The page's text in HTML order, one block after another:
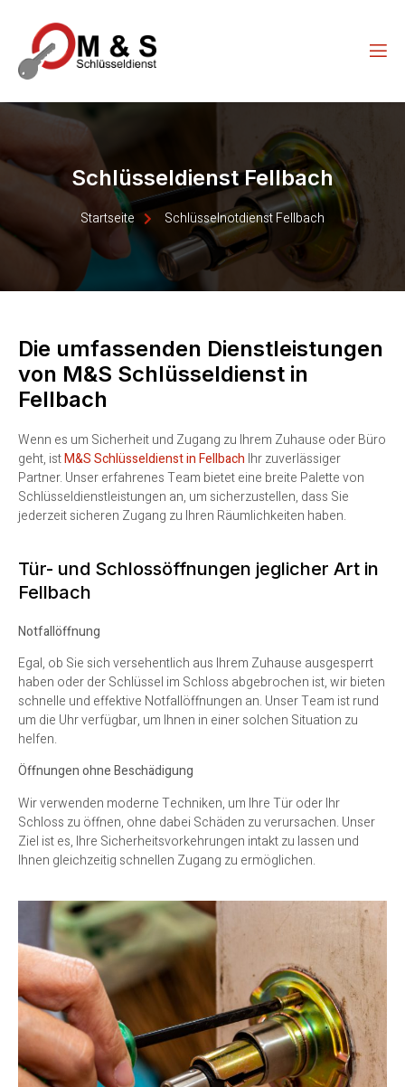
Schlüsseldienst Fellbach
Startseite Schlüsselnotdienst Fellbach
Die umfassenden Dienstleistungen
von M&S Schlüsseldienst in
Fellbach
Wenn es um Sicherheit und Zugang zu Ihrem Zuhause oder Büro
geht, istM&S Schlüsseldienst in Fellbach Ihr zuverlässiger
Partner. Unser erfahrenes Team bietet eine breite Palette von
Schlüsseldienstleistungen an, um sicherzustellen, dass Sie
jederzeit sicheren Zugang zu Ihren Räumlichkeiten haben.
Tür- und Schlossöffnungen jeglicher Art in
Fellbach
Notfallöffnung
Egal, ob Sie sich versehentlich aus Ihrem Zuhause ausgesperrt
haben oder der Schlüssel im Schloss abgebrochen ist, wir bieten
schnelle und effektive Notfallöffnungen an. Unser Team ist rund
um die Uhr verfügbar, um Ihnen in einer solchen Situation zu
helfen.
Öffnungen ohne Beschädigung
Wir verwenden moderne Techniken, um Ihre Tür oder Ihr
Schloss zu öffnen, ohne dabei Schäden zu verursachen. Unser
Ziel ist es, Ihre Sicherheitsvorkehrungen intakt zu lassen und
Ihnen gleichzeitig schnellen Zugang zu ermöglichen.